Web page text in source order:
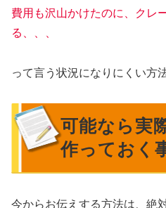
費用も沢山かけたのに、クレ
る、、、
って言う状況になりにくい方
可能なら実
作っておく
今からお伝えする方法は、絶